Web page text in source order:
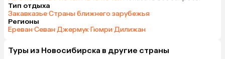
Тип отдыха
Закавказье·Страны ближнего зарубежья
Регионы
Ереван·Севан·Джермук·Гюмри·Дилижан
Туры из Новосибирска в другие страны